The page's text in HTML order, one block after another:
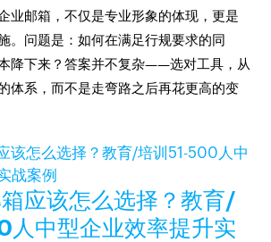
业邮箱，不仅是专业形象的体现，更是
。问题是：如何在满足行规要求的同
降下来？答案并不复杂——选对工具，从
体系，而不是走弯路之后再花更高的变
应该怎么选择？教育/
中型企业效率提升实